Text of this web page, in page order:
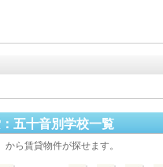
五十音別学校一覧
ら賃貸物件が探せます。